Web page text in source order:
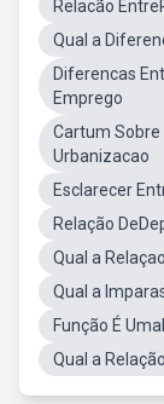
Relacão
Qual a
Diferencas
Emprego
Cartum Sobre
Urbanizacao
Esclarecer
Relação
Qual a
Qual a
Função É
Qual a